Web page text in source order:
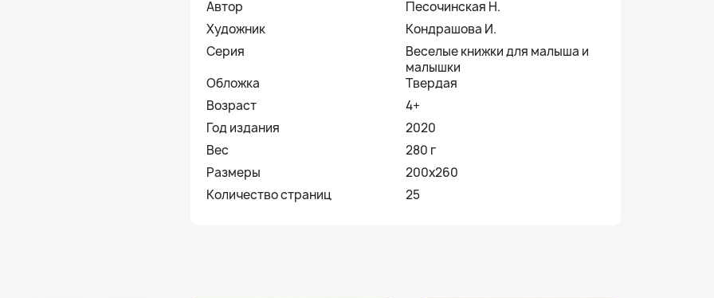
Автор
Песочинская Н.
Художник
Кондрашова И.
Серия
Веселые книжки для малыша и
малышки
Обложка
Твердая
Возраст
4+
Год издания
2020
Вес
280 г
Размеры
200х260
Количество страниц
25